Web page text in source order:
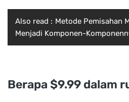
Also read : Metode Pemisahan
Menjadi Komponen-
Berapa $9.99 dalam